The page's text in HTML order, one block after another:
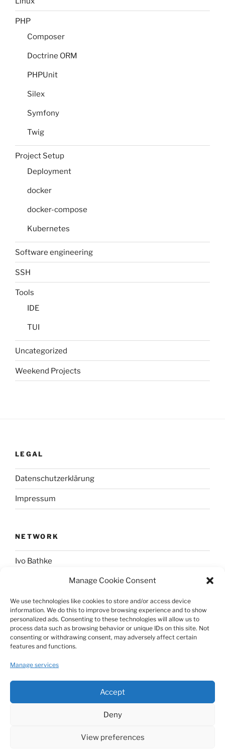
Manage Cookie Consent
We use technologies like cookies to store and/or access device
information. We do this to improve browsing experience and to show
personalized ads. Consenting to these technologies will allow us to
process data such as browsing behavior or unique IDs on this site. Not
consenting or withdrawing consent, may adversely affect certain
features and functions.
Manage services
Accept
Deny
View preferences
PHP
Composer
Doctrine ORM
PHPUnit
Silex
Symfony
Twig
Project Setup
Deployment
docker
docker-compose
Kubernetes
Software engineering
SSH
Tools
IDE
TUI
Uncategorized
Weekend Projects
LEGAL
Datenschutzerklärung
Impressum
NETWORK
Ivo Bathke
web-development.cc
SOCIAL
@nerdpress_org@phpc.social
github.com/nerdpress-org
twitter.com/nerdpressblog
Proudly powered by WordPress